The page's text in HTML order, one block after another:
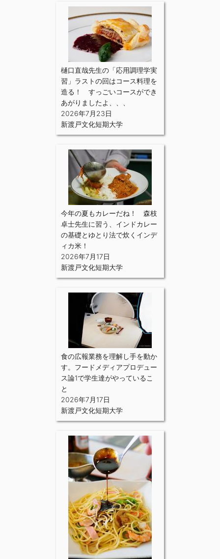
樋口直哉先生の「応用調理学実
習」ラストの回はコース料理を
造る！ すっごいコースができ
あがりましたよ、、、
2026年7月23日
新渡戸文化短期大学
今年の夏もカレーだね！ 森枝
卓士先生に習う、インドカレー
の基礎とゆとり法で炊くインデ
ィカ米！
2026年7月17日
新渡戸文化短期大学
食の広報業務を理解し手を動か
す。フードメディアプロデュー
ス論1で学生達がやっているこ
と
2026年7月17日
新渡戸文化短期大学